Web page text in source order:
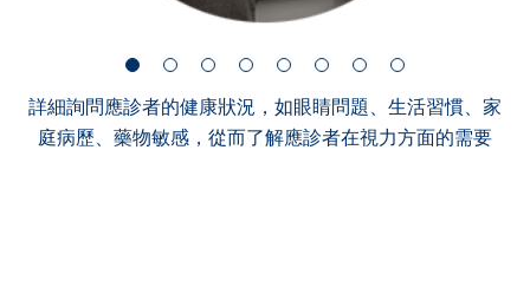
詳細詢問應診者的健康狀況，如眼睛問題、生活習慣、家
庭病歷、藥物敏感，從而了解應診者在視力方面的需要